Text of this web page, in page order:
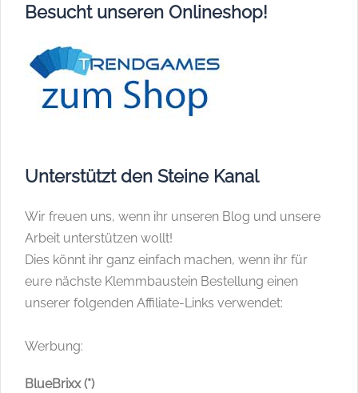
Besucht unseren Onlineshop!
Unterstützt den Steine Kanal
Wir freuen uns, wenn ihr unseren Blog und unsere
Arbeit unterstützen wollt!
Dies könnt ihr ganz einfach machen, wenn ihr für
eure nächste Klemmbaustein Bestellung einen
unserer folgenden Affiliate-Links verwendet:
Werbung:
BlueBrixx (*)